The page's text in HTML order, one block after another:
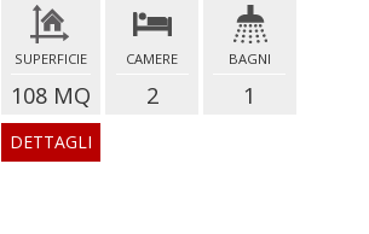
SUPERFICIE
108 MQ
CAMERE
2
BAGNI
1
DETTAGLI